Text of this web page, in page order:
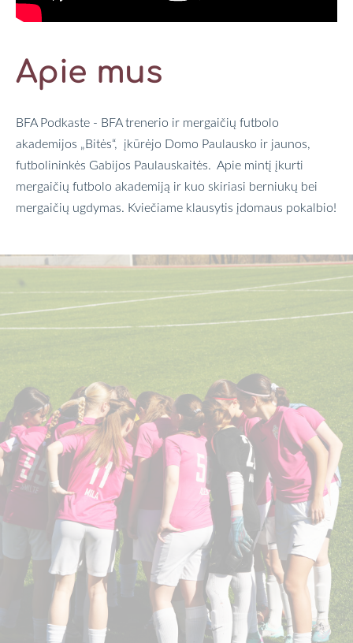
Apie mus
BFA Podkaste - BFA trenerio ir mergaičių futbolo
akademijos „Bitės“, įkūrėjo Domo Paulausko ir jaunos,
futbolininkės Gabijos Paulauskaitės. Apie mintį įkurti
mergaičių futbolo akademiją ir kuo skiriasi berniukų bei
mergaičių ugdymas. Kviečiame klausytis įdomaus pokalbio!